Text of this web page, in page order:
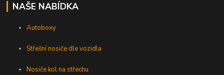
NAŠE NABÍDKA
Autoboxy
Střešní nosiče dle vozidla
Nosiče kol na střechu